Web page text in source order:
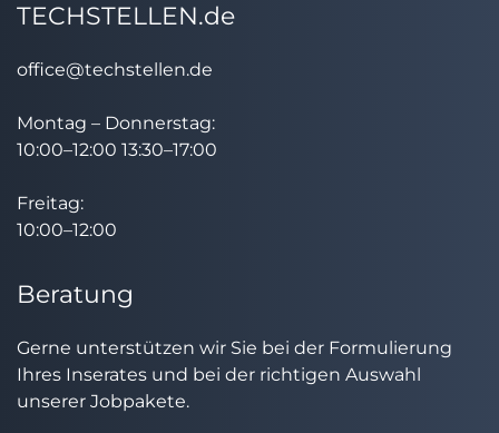
TECHSTELLEN.de
office@techstellen.de
Montag – Donnerstag:
10:00–12:00 13:30–17:00
Freitag:
10:00–12:00
Beratung
Gerne unterstützen wir Sie bei der Formulierung
Ihres Inserates und bei der richtigen Auswahl
unserer Jobpakete.